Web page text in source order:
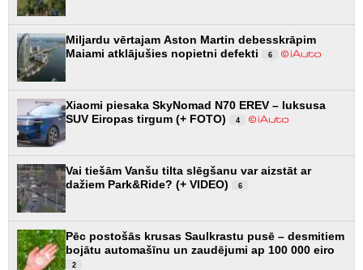
Miljardu vērtajam Aston Martin debesskrāpim
Maiami atklājušies nopietni defekti
6
Xiaomi piesaka SkyNomad N70 EREV – luksusa
SUV Eiropas tirgum (+ FOTO)
4
Vai tiešām Vanšu tilta slēgšanu var aizstāt ar
dažiem Park&Ride? (+ VIDEO)
6
Pēc postošās krusas Saulkrastu pusē – desmitiem
bojātu automašīnu un zaudējumi ap 100 000 eiro
2